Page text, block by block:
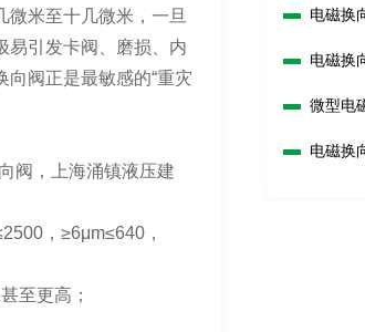
微米至十几微米，一旦
易引发卡阀、磨损、内
阀正是最敏感的“重灾
阀，上海涌镇液压建
，≥6μm≤640，
至更高；
电磁换
电磁换
微型电
电磁换